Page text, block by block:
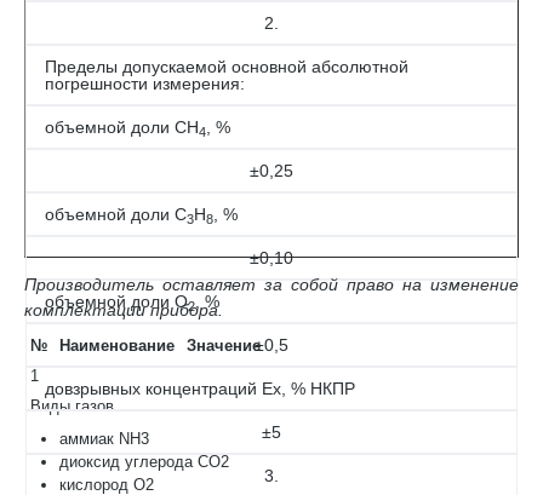
2.
Пределы допускаемой основной абсолютной
погрешности измерения:
объемной доли СН4 , %
±0,25
объемной доли С3Н8 , %
±0,10
объемной доли O2 , %
±0,5
довзрывных концентраций Ех, % НКПР
±5
3.
Производитель оставляет за собой право на изменение
комплектации прибора.
№ Наименование
Значение
1
Виды газов
аммиак NH3
диоксид углерода CO2
кислород O2